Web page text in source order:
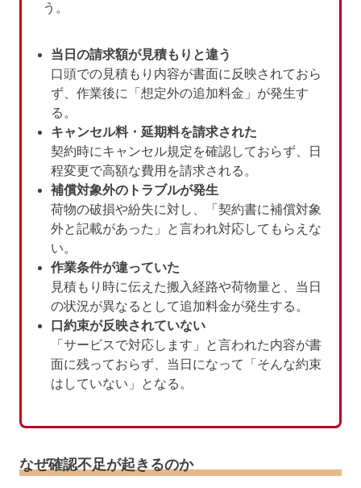
う。
当日の請求額が見積もりと違う
口頭での見積もり内容が書面に反映されておら
ず、作業後に「想定外の追加料金」が発生す
る。
キャンセル料・延期料を請求された
契約時にキャンセル規定を確認しておらず、日
程変更で高額な費用を請求される。
補償対象外のトラブルが発生
荷物の破損や紛失に対し、「契約書に補償対象
外と記載があった」と言われ対応してもらえな
い。
作業条件が違っていた
見積もり時に伝えた搬入経路や荷物量と、当日
の状況が異なるとして追加料金が発生する。
口約束が反映されていない
「サービスで対応します」と言われた内容が書
面に残っておらず、当日になって「そんな約束
はしていない」となる。
なぜ確認不足が起きるのか